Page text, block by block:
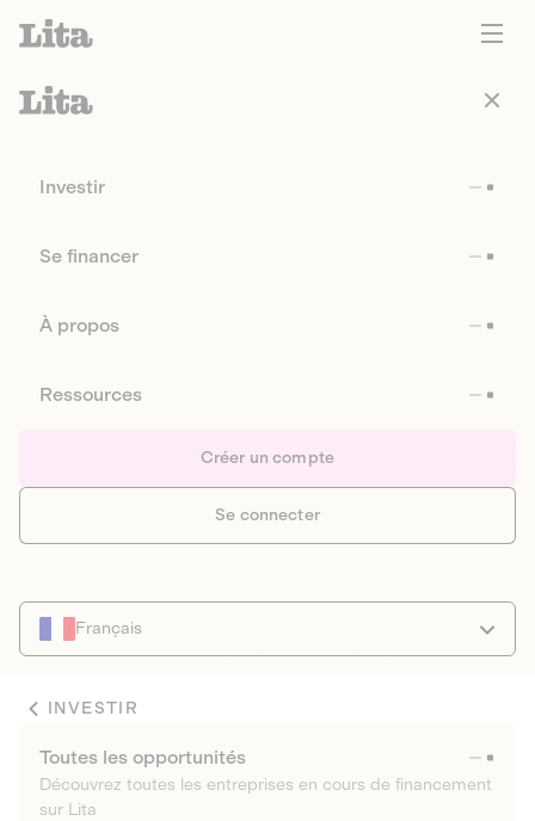
Investir
Se financer
À propos
Ressources
Créer un compte
Se connecter
Français
INVESTIR
Toutes les opportunités
Découvrez toutes les entreprises en cours de financement
sur Lita